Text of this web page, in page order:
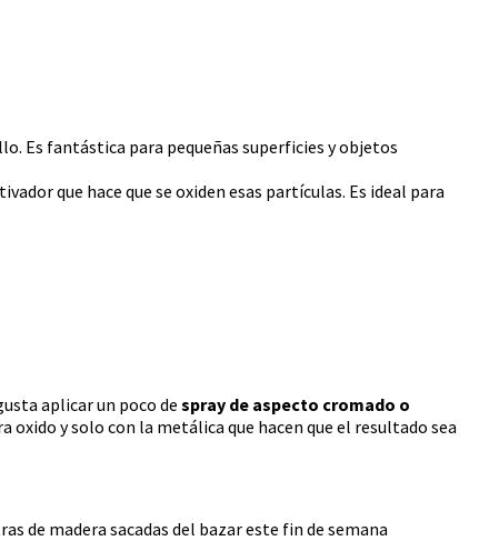
Es fantástica para pequeñas superficies y objetos
que hace que se oxiden esas partículas. Es ideal para
aplicar un poco de spray de aspecto cromado o
y solo con la metálica que hacen que el resultado sea
de madera sacadas del bazar este fin de semana